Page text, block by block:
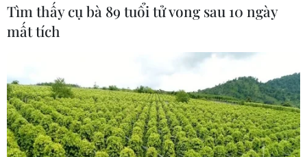
Tìm thấy cụ bà 89 tuổi tử vong sau 10 ngày
mất tích